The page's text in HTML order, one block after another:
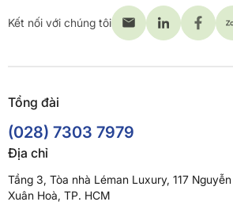
Kết nối với chúng tôi
Tổng đài
(028) 7303 7979
Địa chỉ
Tầng 3, Tòa nhà Léman Luxury, 117
Xuân Hoà, TP. HCM